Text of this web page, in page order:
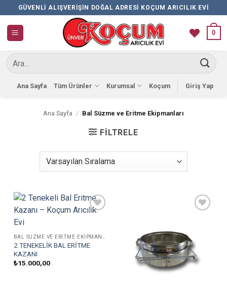
İçeriğe
atla
GÜVENLI ALIŞVERIŞIN DOĞAL ADRESI KOÇUM ARICILIK EVI
0
Ara:
Ana Sayfa Tüm Ürünler Kurumsal Koçum Giriş Yap
Ana Sayfa / Bal Süzme ve Eritme Ekipmanları
FILTRELE
2 TENEKELİK BAL ERİTME
KAZANI
₺15.000,00